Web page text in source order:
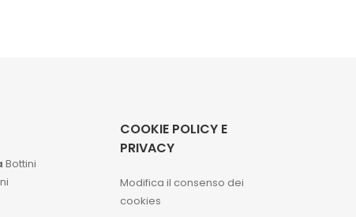
Bottini
COOKIE POLICY E
PRIVACY
Modifica il consenso dei
cookies